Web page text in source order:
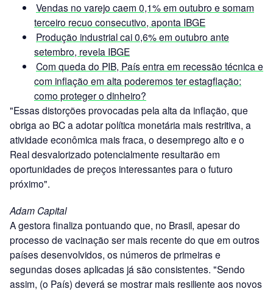
Vendas no varejo caem 0,1% em outubro e somam
terceiro recuo consecutivo, aponta IBGE
Produção industrial cai 0,6% em outubro ante
setembro, revela IBGE
Com queda do PIB, País entra em recessão técnica e
com inflação em alta poderemos ter estagflação:
como proteger o dinheiro?
"Essas distorções provocadas pela alta da inflação, que
obriga ao BC a adotar política monetária mais restritiva, a
atividade econômica mais fraca, o desemprego alto e o
Real desvalorizado potencialmente resultarão em
oportunidades de preços interessantes para o futuro
próximo".
Adam Capital
A gestora finaliza pontuando que, no Brasil, apesar do
processo de vacinação ser mais recente do que em outros
países desenvolvidos, os números de primeiras e
segundas doses aplicadas já são consistentes. "Sendo
assim, (o País) deverá se mostrar mais resiliente aos novos